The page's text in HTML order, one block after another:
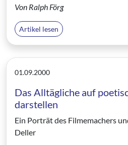
Von Ralph Förg
Artikel lesen
01.09.2000
Das Alltägliche auf
darstellen
Ein Porträt des Filmemachers
Deller